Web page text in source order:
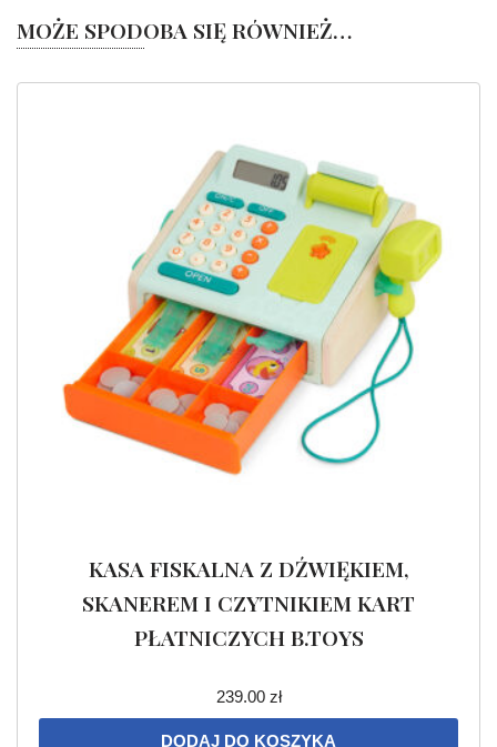
MOŻE SPODOBA SIĘ RÓWNIEŻ…
KASA FISKALNA Z DŹWIĘKIEM,
SKANEREM I CZYTNIKIEM KART
PŁATNICZYCH B.TOYS
239.00 zł
DODAJ DO KOSZYKA